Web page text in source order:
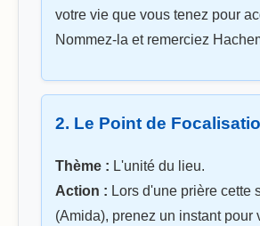
votre vie que vous tenez pour
Nommez-la et remerciez
2. Le Point de
Thème : L'unité du lieu.
Action : Lors d'une prière cette
(Amida), prenez un instant pour